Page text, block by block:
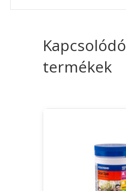
Kapcsolódó
termékek